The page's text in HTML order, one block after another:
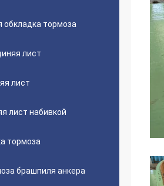
тормоза
лист
лист
лист набивкой
тормоза
брашпиля анкера